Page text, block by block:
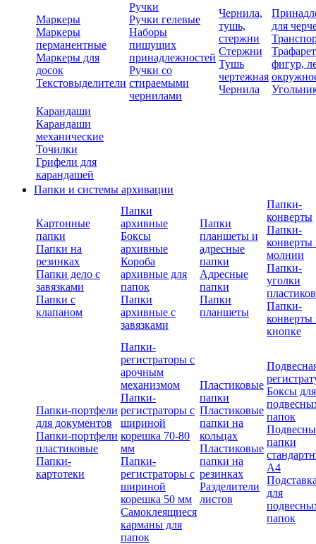
Маркеры
Маркеры
перманентные
Маркеры для
досок
Текстовыделители
Ручки
Ручки гелевые
Наборы
пишущих
принадлежностей
Ручки со
стираемыми
чернилами
Чернила,
тушь,
стержни
Стержни
Тушь
чертежная
Чернила
для
фигур,
Карандаши
Карандаши
механические
Точилки
Грифели для
карандашей
Папки и системы архивации
Картонные
папки
Папки на
резинках
Папки дело с
завязками
Папки с
клапаном
Папки
архивные
Боксы
архивные
Короба
архивные для
папок
Папки
архивные с
завязками
Папки
планшеты и
адресные
папки
Адресные
папки
Папки
планшеты
Папки-
конверты
Папки-
конверты
молнии
Папки-
уголки
Папки-
конверты
кнопке
Папки-портфели
для документов
Папки-портфели
пластиковые
Папки-
картотеки
Папки-
регистраторы с
арочным
механизмом
Папки-
регистраторы с
шириной
корешка 70-80
мм
Папки-
регистраторы с
шириной
корешка 50 мм
Самоклеящиеся
карманы для
папок
Пластиковые
папки
Пластиковые
папки на
кольцах
Пластиковые
папки на
резинках
Разделители
листов
Боксы для
папок
папки
А4
для
папок